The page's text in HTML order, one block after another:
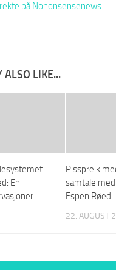
på Nononsensenews
ALSO LIKE...
En
Pisspreik
samtale
Espen
22. AUGUST